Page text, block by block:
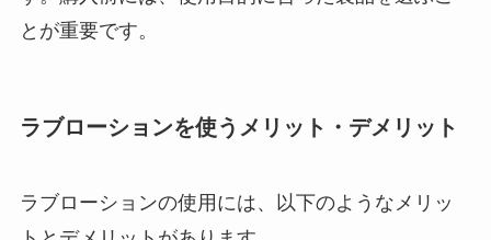
とが重要です。
ラブローションを使うメリット・デメリット
ラブローションの使用には、以下のようなメリッ